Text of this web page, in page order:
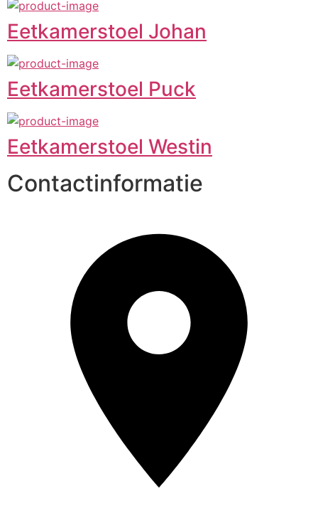
Eetkamerstoel Johan
Eetkamerstoel Puck
Eetkamerstoel Westin
Contactinformatie